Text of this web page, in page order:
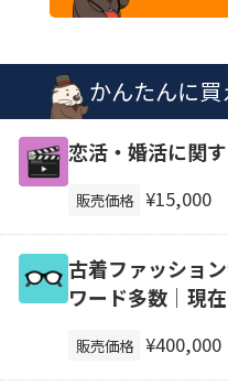
かんたんに
恋活・婚活に関
販売価格 ¥15,000
古着ファッショ
ワード多数│現
販売価格 ¥400,000